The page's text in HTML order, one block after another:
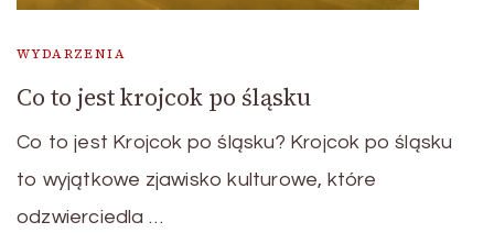
WYDARZENIA
Co to jest krojcok po śląsku
Co to jest Krojcok po śląsku? Krojcok po śląsku
to wyjątkowe zjawisko kulturowe, które
odzwierciedla …